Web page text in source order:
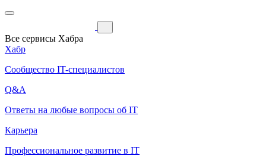
Все сервисы Хабра
Хабр
Сообщество IT-специалистов
Q&A
Ответы на любые вопросы об IT
Карьера
Профессиональное развитие в IT